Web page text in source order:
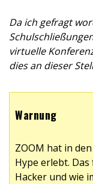
Da ich gefragt
virtuelle
dies an dieser
Warnung
ZOOM hat in
Hype erlebt.
Hacker und wie